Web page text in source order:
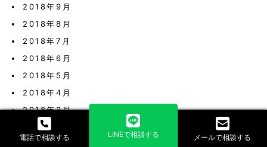
2018年9月
2018年8月
2018年7月
2018年6月
2018年5月
2018年4月
2018年3月
2018年2月
2018年1月
電話で相談する LINEで相談する メールで相談する